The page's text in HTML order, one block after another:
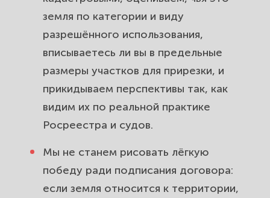
земля по категории и виду
разрешённого использования,
вписываетесь ли вы в предельные
размеры участков для прирезки, и
прикидываем перспективы так, как
видим их по реальной практике
Росреестра и судов.
Мы не станем рисовать лёгкую
победу ради подписания договора:
если земля относится к территории,